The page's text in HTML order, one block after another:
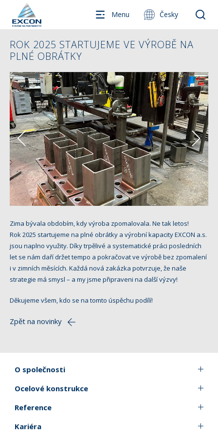
Menu Česky
ROK 2025 STARTUJEME VE VÝROBĚ NA
PLNÉ OBRÁTKY
Zima bývala obdobím, kdy výroba zpomalovala. Ne tak letos!
Rok 2025 startujeme na plné obrátky a výrobní kapacity EXCON a.s.
jsou naplno využity. Díky trpělivé a systematické práci posledních
let se nám daří držet tempo a pokračovat ve výrobě bez zpomalení
i v zimních měsících. Každá nová zakázka potvrzuje, že naše
strategie má smysl – a my jsme připraveni na další výzvy!
Děkujeme všem, kdo se na tomto úspěchu podílí!
Zpět na novinky
O společnosti
Ocelové konstrukce
Reference
Kariéra